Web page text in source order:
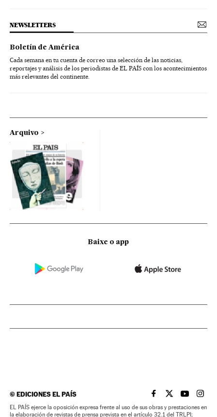
NEWSLETTERS
Boletín de América
Cada semana en tu cuenta de correo una selección de las noticias,
reportajes y análisis de los periodistas de EL PAÍS con los acontecimientos
más relevantes del continente.
Arquivo
Baixe o app
©EDICIONES EL PAÍS EL PAÍS BRASIL EN
EL PAÍSEL PAÍS
EL
EL PAÍS ejerce la oposición expresa frente al uso de sus obras y prestaciones en
la elaboración de revistas de prensa prevista en el artículo 32.1 del TRLPI;